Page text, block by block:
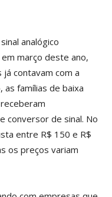
analógico
março deste ano,
contavam com a
as famílias de baixa
conversor de sinal. No
entre R$ 150 e R$
os preços variam